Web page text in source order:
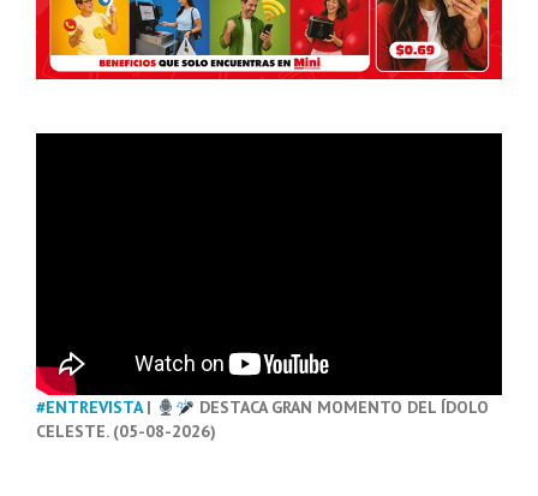
#ENTREVISTA|
DESTACA GRAN MOMENTO DEL ÍDOLO
CELESTE. (05-08-2026)